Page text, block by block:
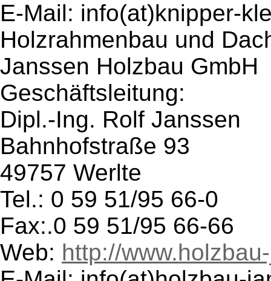
E-Mail: info(at)knipper-
Holzrahmenbau und
Janssen Holzbau GmbH
Geschäftsleitung:
Dipl.-Ing. Rolf Janssen
Bahnhofstraße 93
49757 Werlte
Tel.: 0 59 51/95 66-0
Fax:.0 59 51/95 66-66
Web: http://